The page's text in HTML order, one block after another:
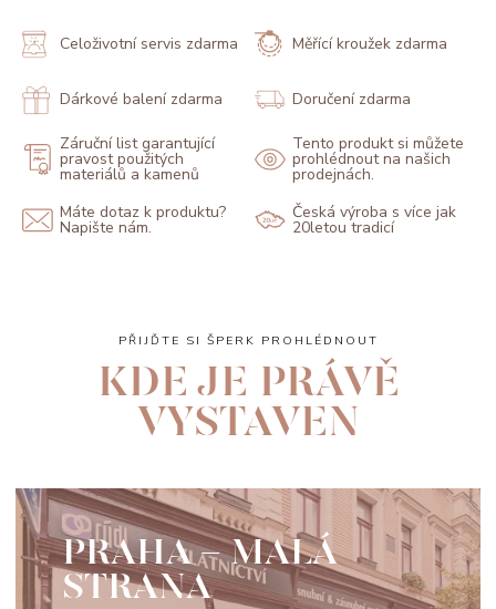
Celoživotní servis zdarma Měřící kroužek zdarma
Dárkové balení zdarma Doručení zdarma
Záruční list garantující
pravost použitých
materiálů a kamenů
Tento produkt si můžete
prohlédnout na našich
prodejnách.
Máte dotaz k produktu?
Napište nám.
Česká výroba s více jak
20letou tradicí
PŘIJĎTE SI ŠPERK PROHLÉDNOUT
KDE JE PRÁVĚ
VYSTAVEN
PRAHA - MALÁ
STRANA